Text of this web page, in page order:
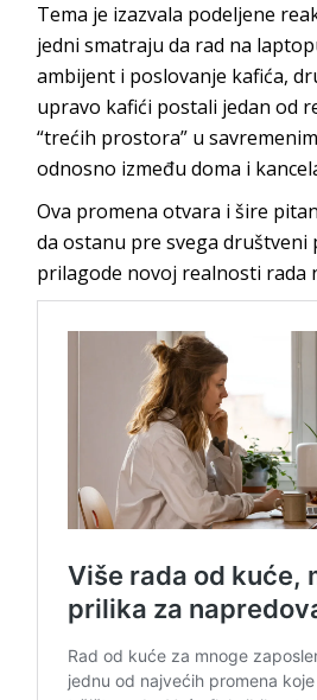
Tema je izazvala podeljene
jedni smatraju da rad na
ambijent i poslovanje kafića,
upravo kafići postali jedan od
“trećih prostora” u
odnosno između doma i
Ova promena otvara i šire
da ostanu pre svega društveni
prilagode novoj realnosti rada